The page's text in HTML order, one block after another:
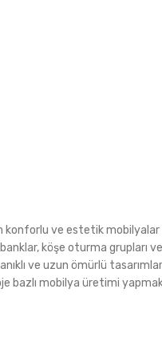
ve estetik
köşe oturma
ve uzun ömürlü
bazlı mobilya üretimi